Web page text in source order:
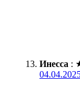
Инесса :